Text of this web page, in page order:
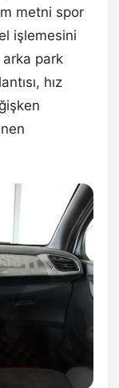
metni spor
işlemesini
park
hız